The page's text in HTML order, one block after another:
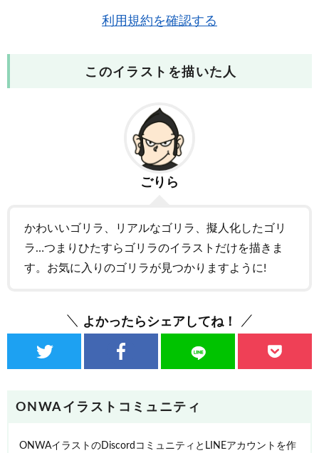
利用規約を確認する
このイラストを描いた人
ごりら
かわいいゴリラ、リアルなゴリラ、擬人化したゴリ
ラ…つまりひたすらゴリラのイラストだけを描きま
す。お気に入りのゴリラが見つかりますように!
よかったらシェアしてね！
ONWAイラストコミュニティ
ONWAイラストのDiscordコミュニティとLINEアカウントを作